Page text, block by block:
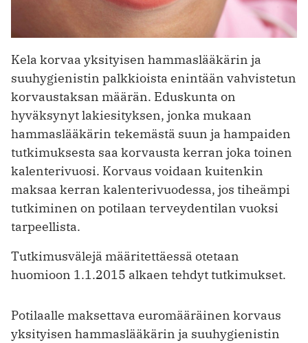
Kela korvaa yksityisen hammaslääkärin ja
suuhygienistin palkkioista enintään vahvistetun
korvaustaksan määrän. Eduskunta on
hyväksynyt lakiesityksen, jonka mukaan
hammaslääkärin tekemästä suun ja hampaiden
tutkimuksesta saa korvausta kerran joka toinen
kalenterivuosi. Korvaus voidaan kuitenkin
maksaa kerran kalenterivuodessa, jos tiheämpi
tutkiminen on potilaan terveydentilan vuoksi
tarpeellista.
Tutkimusvälejä määritettäessä otetaan
huomioon 1.1.2015 alkaen tehdyt tutkimukset.
Potilaalle maksettava euromääräinen korvaus
yksityisen hammaslääkärin ja suuhygienistin